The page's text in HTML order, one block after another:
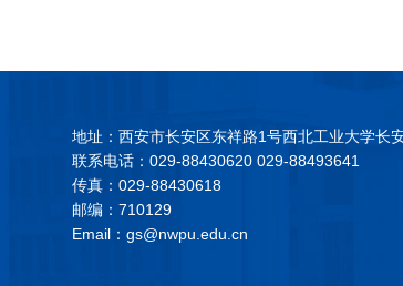
地址：西安市长安区东祥路1号西北工业大学长
联系电话：029-88430620 029-88493641
传真：029-88430618
邮编：710129
Email：gs@nwpu.edu.cn